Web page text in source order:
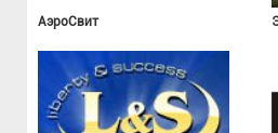
АэроСвит